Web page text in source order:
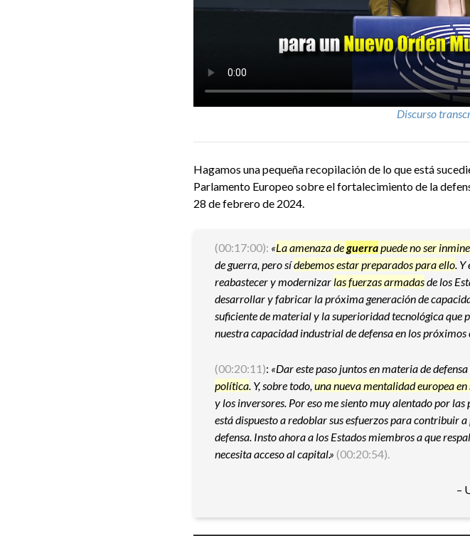
Discurso
Hagamos una pequeña recopilación de lo que está
Parlamento Europeo sobre el fortalecimiento de la
28 de febrero de 2024.
(00:17:00): «La amenaza deguerrapuede no ser
de guerra, pero sídebemos estarpreparados para ello. Y
reabastecer y modernizarlas fuerzas armadasde los
desarrollar y fabricar la próxima generación de
suficiente de material y la superioridad tecnológica que
nuestra capacidad industrial de defensa en los próximos
(00:20:11): «Dar este paso juntos en materia de defensa
política. Y, sobre todo,una nueva mentalidad europea
y los inversores. Por eso me siento muy alentado por
está dispuesto a redoblar sus esfuerzos para contribuir
defensa. Insto ahora a los Estados miembros a que
necesita acceso al capital.» (00:20:54).
–